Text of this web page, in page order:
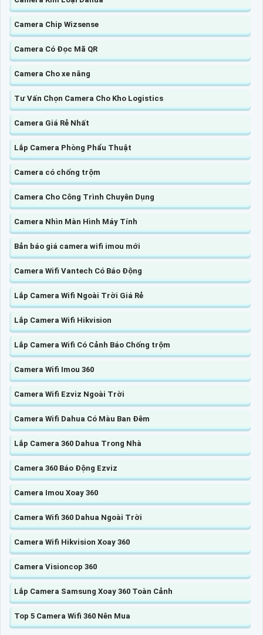
Camera Chip Wizsense
Camera Có Đọc Mã QR
Camera Cho xe nâng
Tư Vấn Chọn Camera Cho Kho Logistics
Camera Giá Rẻ Nhất
Lắp Camera Phòng Phẩu Thuật
Camera có chống trộm
Camera Cho Công Trình Chuyên Dụng
Camera Nhìn Màn Hình Máy Tính
Bản báo giá camera wifi imou mới
Camera Wifi Vantech Có Báo Động
Lắp Camera Wifi Ngoài Trời Giá Rẻ
Lắp Camera Wifi Hikvision
Lắp Camera Wifi Có Cảnh Báo Chống trộm
Camera Wifi Imou 360
Camera Wifi Ezviz Ngoài Trời
Camera Wifi Dahua Có Màu Ban Đêm
Lắp Camera 360 Dahua Trong Nhà
Camera 360 Báo Động Ezviz
Camera Imou Xoay 360
Camera Wifi 360 Dahua Ngoài Trời
Camera Wifi Hikvision Xoay 360
Camera Visioncop 360
Lắp Camera Samsung Xoay 360 Toàn Cảnh
Top 5 Camera Wifi 360 Nên Mua